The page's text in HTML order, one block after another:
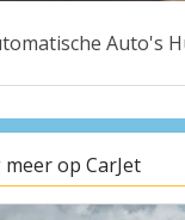
Auto's
op CarJet